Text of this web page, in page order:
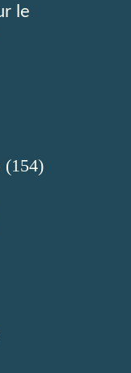
(154)
le